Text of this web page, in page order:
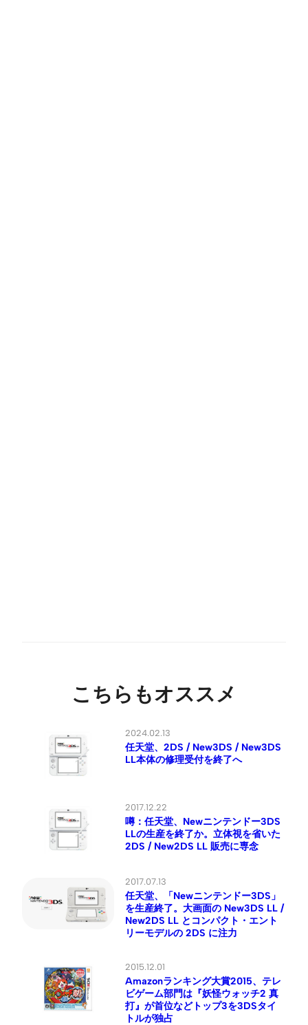
こちらもオススメ
2024.02.13
任天堂、2DS / New3DS / New3DS
LL本体の修理受付を終了へ
2017.12.22
噂：任天堂、Newニンテンドー3DS
LLの生産を終了か。立体視を省いた
2DS / New2DS LL 販売に専念
2017.07.13
任天堂、「Newニンテンドー3DS」
を生産終了。大画面の New3DS LL /
New2DS LL とコンパクト・エント
リーモデルの 2DS に注力
2015.12.01
Amazonランキング大賞2015、テレ
ビゲーム部門は『妖怪ウォッチ2 真
打』が首位などトップ3を3DSタイ
トルが独占